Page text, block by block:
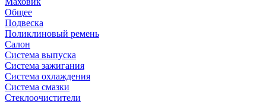
Общее
Подвеска
Поликлиновый ремень
Салон
Система выпуска
Система зажигания
Система охлаждения
Система смазки
Стеклоочистители